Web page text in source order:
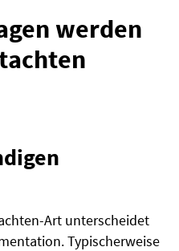
werden
Art unterscheidet
Typischerweise